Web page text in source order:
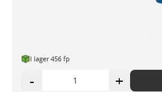
I lager 456 fp
- +